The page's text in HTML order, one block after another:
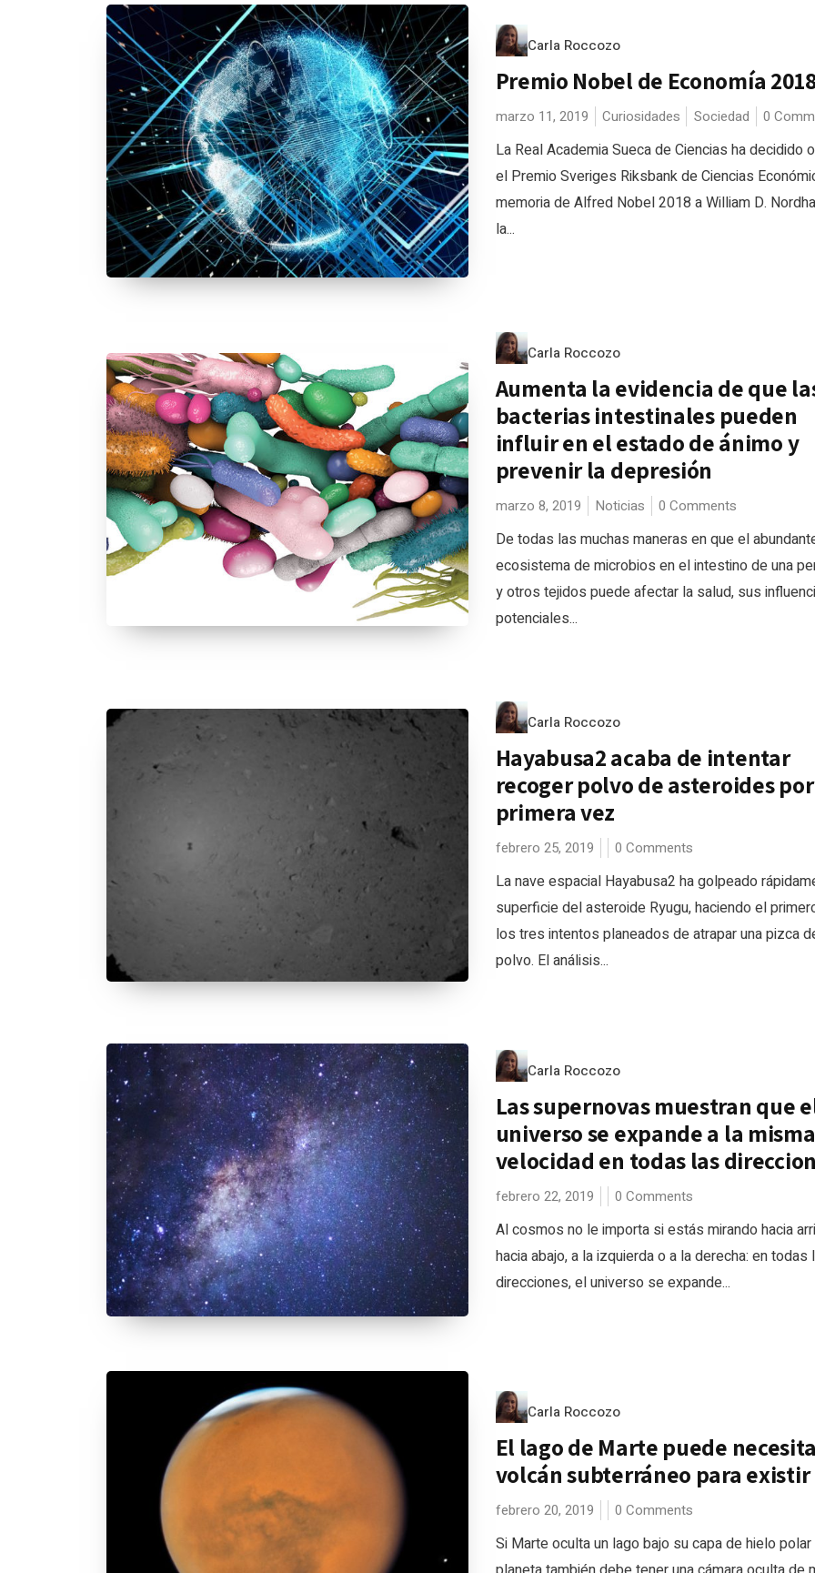
Carla Roccozo
Premio Nobel de Economía
marzo 11, 2019 Curiosidades Sociedad 0
La Real Academia Sueca de Ciencias ha decidido
el Premio Sveriges Riksbank de Ciencias
memoria de Alfred Nobel 2018 a William D.
la...
Carla Roccozo
Aumenta la evidencia de que
bacterias intestinales pueden
influir en el estado de ánimo y
prevenir la depresión
marzo 8, 2019 Noticias 0 Comments
De todas las muchas maneras en que el
ecosistema de microbios en el intestino de una
y otros tejidos puede afectar la salud, sus
potenciales...
Carla Roccozo
Hayabusa2 acaba de intentar
recoger polvo de asteroides por
primera vez
febrero 25, 2019 0 Comments
La nave espacial Hayabusa2 ha golpeado
superficie del asteroide Ryugu, haciendo el
los tres intentos planeados de atrapar una pizca
polvo. El análisis...
Carla Roccozo
Las supernovas muestran que
universo se expande a la misma
velocidad en todas las
febrero 22, 2019 0 Comments
Al cosmos no le importa si estás mirando hacia
hacia abajo, a la izquierda o a la derecha: en todas
direcciones, el universo se expande...
Carla Roccozo
El lago de Marte puede
volcán subterráneo para existir
febrero 20, 2019 0 Comments
Si Marte oculta un lago bajo su capa de hielo